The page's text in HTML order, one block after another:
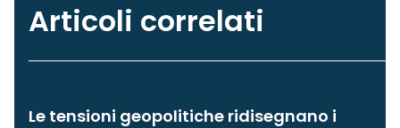
Articoli correlati
Le tensioni geopolitiche ridisegnano i